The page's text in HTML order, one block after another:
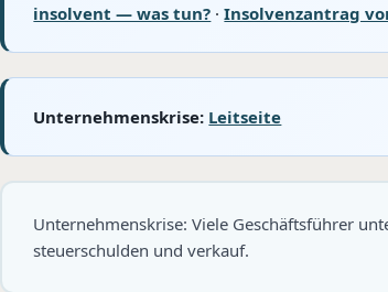
insolvent — was tun? ·Insolvenzantrag
Unternehmenskrise: Leitseite
Unternehmenskrise: Viele Geschäftsführer
steuerschulden und verkauf.